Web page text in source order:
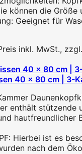
können die
Geeignet für
inkl. MwSt.,
40 x 80 cm |
enthält stützende
hautfreundlicher
Hierbei ist es
nach dem